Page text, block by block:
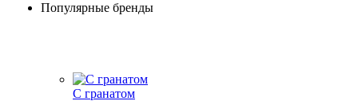
Популярные бренды
С гранатом